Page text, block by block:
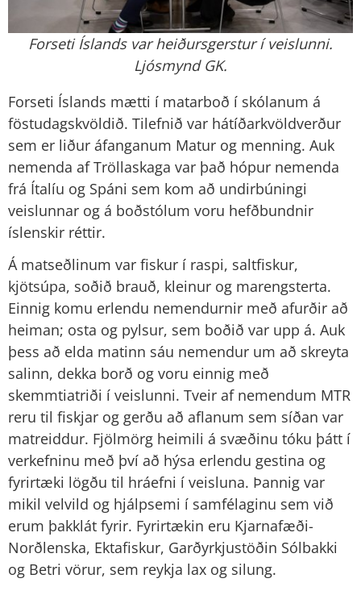
Forseti Íslands var heiðursgerstur í veislunni.
Ljósmynd GK.
Forseti Íslands mætti í matarboð í skólanum á
föstudagskvöldið. Tilefnið var hátíðarkvöldverður
sem er liður áfanganum Matur og menning. Auk
nemenda af Tröllaskaga var það hópur nemenda
frá Ítalíu og Spáni sem kom að undirbúningi
veislunnar og á boðstólum voru hefðbundnir
íslenskir réttir.
Á matseðlinum var fiskur í raspi, saltfiskur,
kjötsúpa, soðið brauð, kleinur og marengsterta.
Einnig komu erlendu nemendurnir með afurðir að
heiman; osta og pylsur, sem boðið var upp á. Auk
þess að elda matinn sáu nemendur um að skreyta
salinn, dekka borð og voru einnig með
skemmtiatriði í veislunni. Tveir af nemendum MTR
reru til fiskjar og gerðu að aflanum sem síðan var
matreiddur. Fjölmörg heimili á svæðinu tóku þátt í
verkefninu með því að hýsa erlendu gestina og
fyrirtæki lögðu til hráefni í veisluna. Þannig var
mikil velvild og hjálpsemi í samfélaginu sem við
erum þakklát fyrir. Fyrirtækin eru Kjarnafæði-
Norðlenska, Ektafiskur, Garðyrkjustöðin Sólbakki
og Betri vörur, sem reykja lax og silung.